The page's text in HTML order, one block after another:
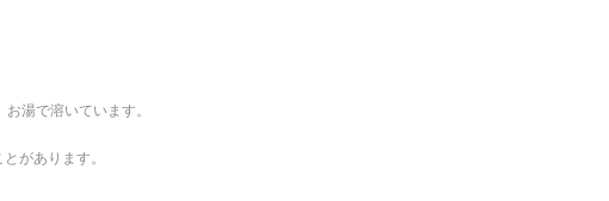
湯で溶いています。
があります。